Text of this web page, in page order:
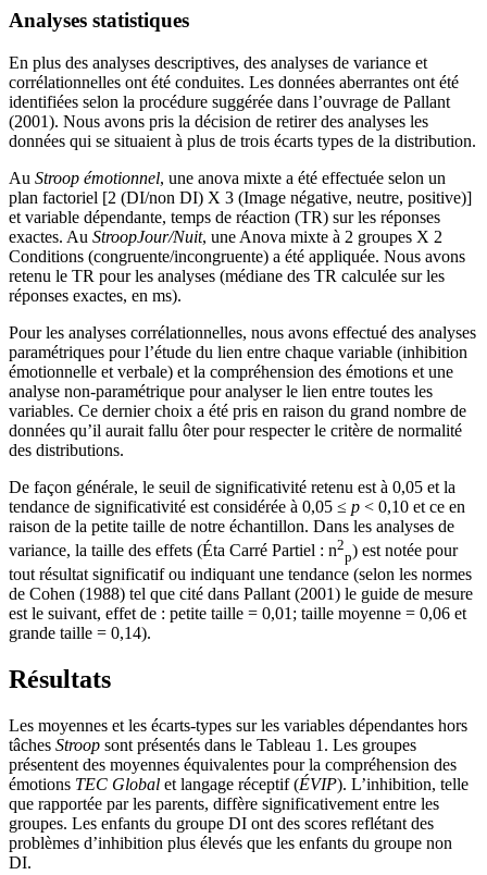
Analyses statistiques
En plus des analyses descriptives, des analyses de variance et
corrélationnelles ont été conduites. Les données aberrantes ont été
identifiées selon la procédure suggérée dans l’ouvrage de Pallant
(2001). Nous avons pris la décision de retirer des analyses les
données qui se situaient à plus de trois écarts types de la distribution.
Au Stroop émotionnel, une anova mixte a été effectuée selon un
plan factoriel [2 (DI/non DI) X 3 (Image négative, neutre, positive)]
et variable dépendante, temps de réaction (TR) sur les réponses
exactes. Au StroopJour/Nuit, une Anova mixte à 2 groupes X 2
Conditions (congruente/incongruente) a été appliquée. Nous avons
retenu le TR pour les analyses (médiane des TR calculée sur les
réponses exactes, en ms).
Pour les analyses corrélationnelles, nous avons effectué des analyses
paramétriques pour l’étude du lien entre chaque variable (inhibition
émotionnelle et verbale) et la compréhension des émotions et une
analyse non-paramétrique pour analyser le lien entre toutes les
variables. Ce dernier choix a été pris en raison du grand nombre de
données qu’il aurait fallu ôter pour respecter le critère de normalité
des distributions.
De façon générale, le seuil de significativité retenu est à 0,05 et la
tendance de significativité est considérée à 0,05 ≤ p < 0,10 et ce en
raison de la petite taille de notre échantillon. Dans les analyses de
variance, la taille des effets (Éta Carré Partiel : n2
p) est notée pour
tout résultat significatif ou indiquant une tendance (selon les normes
de Cohen (1988) tel que cité dans Pallant (2001) le guide de mesure
est le suivant, effet de : petite taille = 0,01; taille moyenne = 0,06 et
grande taille = 0,14).
Résultats
Les moyennes et les écarts-types sur les variables dépendantes hors
tâches Stroop sont présentés dans le Tableau 1. Les groupes
présentent des moyennes équivalentes pour la compréhension des
émotions TEC Global et langage réceptif (ÉVIP). L’inhibition, telle
que rapportée par les parents, diffère significativement entre les
groupes. Les enfants du groupe DI ont des scores reflétant des
problèmes d’inhibition plus élevés que les enfants du groupe non
DI.